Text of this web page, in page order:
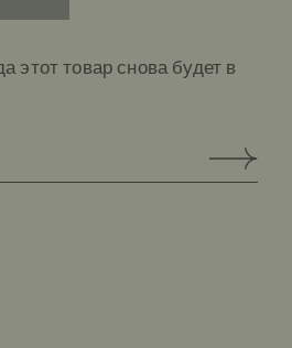
этот товар снова будет в